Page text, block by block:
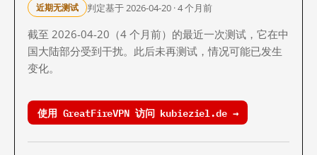
近期无测试 判定基于 2026-04-20 · 4 个月前
截至 2026-04-20（4 个月前）的最近一次测试，它在中
国大陆部分受到干扰。此后未再测试，情况可能已发生
变化。
使用 GreatFireVPN 访问 kubieziel.de →